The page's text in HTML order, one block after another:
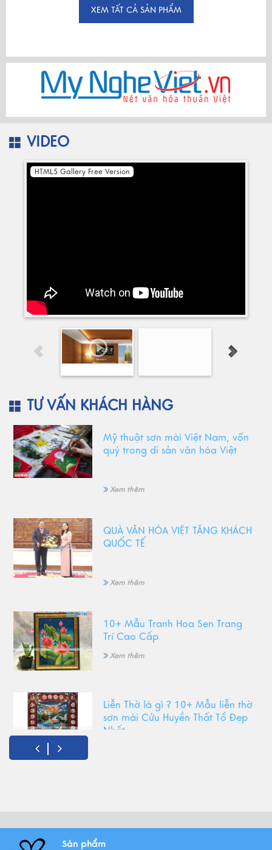
XEM TẤT CẢ SẢN PHẨM
VIDEO
HTML5 Gallery Free Version
TƯ VẤN KHÁCH HÀNG
Mỹ thuật sơn mài Việt Nam, vốn
quý trong di sản văn hóa Việt
Xem thêm
QUÀ VĂN HÓA VIỆT TẶNG KHÁCH
QUỐC TẾ
Xem thêm
10+ Mẫu Tranh Hoa Sen Trang
Trí Cao Cấp
Xem thêm
Liễn Thờ là gì ? 10+ Mẫu liễn thờ
sơn mài Cửu Huyền Thất Tổ Đẹp
Nhất
Sản phẩm